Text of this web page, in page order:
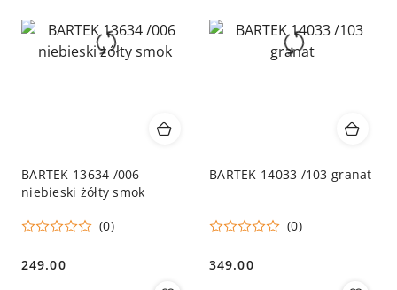
BARTEK 13634 /006
niebieski żółty smok
(0)
Cena:
249.00
BARTEK 14033 /103 granat
(0)
Cena:
349.00